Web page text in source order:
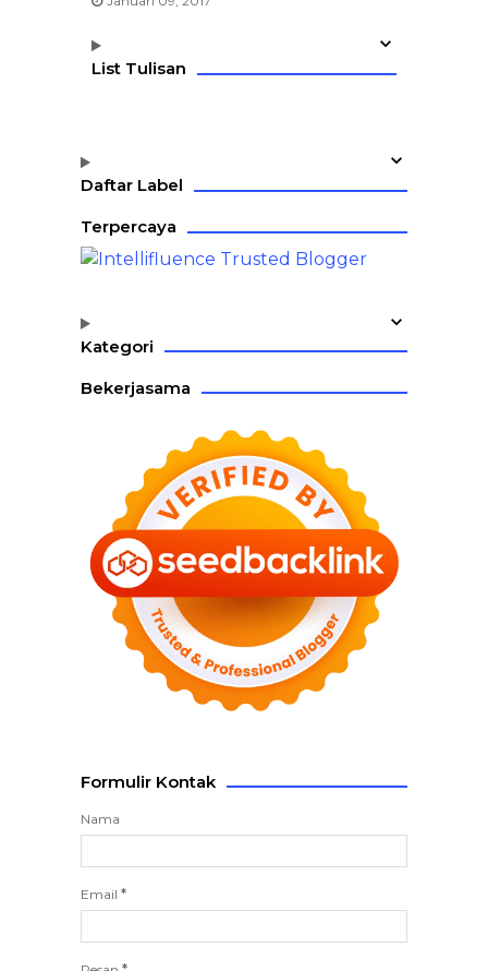
List Tulisan
Daftar Label
Terpercaya
Kategori
Bekerjasama
Formulir Kontak
Nama
Email *